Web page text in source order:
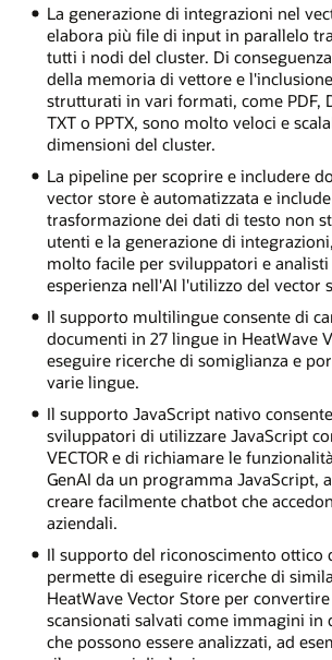
La generazione di integrazioni nel
elabora più file di input in parallelo
tutti i nodi del cluster. Di
della memoria di vettore e
strutturati in vari formati, come PDF,
TXT o PPTX, sono molto veloci e
dimensioni del cluster.
La pipeline per scoprire e includere
vector store è automatizzata e
trasformazione dei dati di testo non
utenti e la generazione di
molto facile per sviluppatori e analisti
esperienza nell'AI l'utilizzo del vector
Il supporto multilingue consente di
documenti in 27 lingue in HeatWave
eseguire ricerche di somiglianza e
varie lingue.
Il supporto JavaScript nativo
sviluppatori di utilizzare JavaScript
VECTOR e di richiamare le
GenAI da un programma JavaScript,
creare facilmente chatbot che
aziendali.
Il supporto del riconoscimento ottico
permette di eseguire ricerche di
HeatWave Vector Store per
scansionati salvati come immagini in
che possono essere analizzati, ad